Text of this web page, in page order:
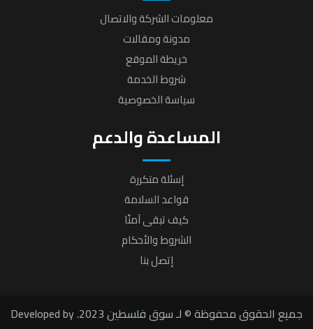
معلومات الشركة والاتصال
مدونة ومقالات
خريطة الموقع
شروط الخدمة
سياسة الخصوصية
المساعدة والدعم
إسئلة متكررة
قواعد السلامة
كيف تبقى آمنًا
الشروط والأحكام
إتصل بنا
جميع الحقوق محفوظة © لـ سوق فلسطين 2023. Developed by